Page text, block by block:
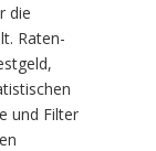
die
Raten-
und Filter